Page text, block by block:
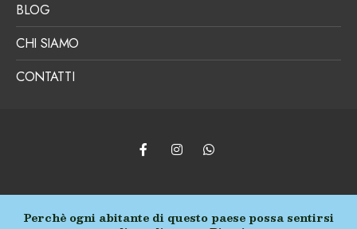
BLOG
CHI SIAMO
CONTATTI
Perchè ogni abitante di questo paese possa sentirsi